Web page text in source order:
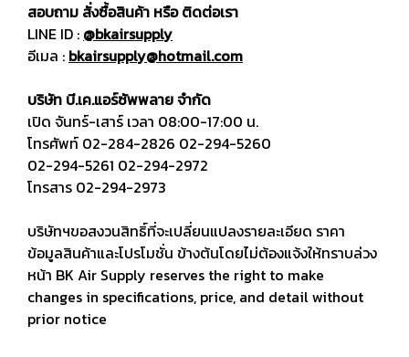
สอบถาม สั่งซื้อสินค้า หรือ ติดต่อเรา
LINE ID : @bkairsupply
อีเมล : bkairsupply@hotmail.com
บริษัท บี.เค.แอร์ซัพพลาย จำกัด
เปิด จันทร์-เสาร์ เวลา 08:00-17:00 น.
โทรศัพท์ 02-284-2826 02-294-5260
02-294-5261 02-294-2972
โทรสาร 02-294-2973
บริษัทฯขอสงวนสิทธิ์ที่จะเปลี่ยนแปลงรายละเอียด ราคา
ข้อมูลสินค้าและโปรโมชั่น ข้างต้นโดยไม่ต้องแจ้งให้ทราบล่วง
หน้า BK Air Supply reserves the right to make
changes in specifications, price, and detail without
prior notice